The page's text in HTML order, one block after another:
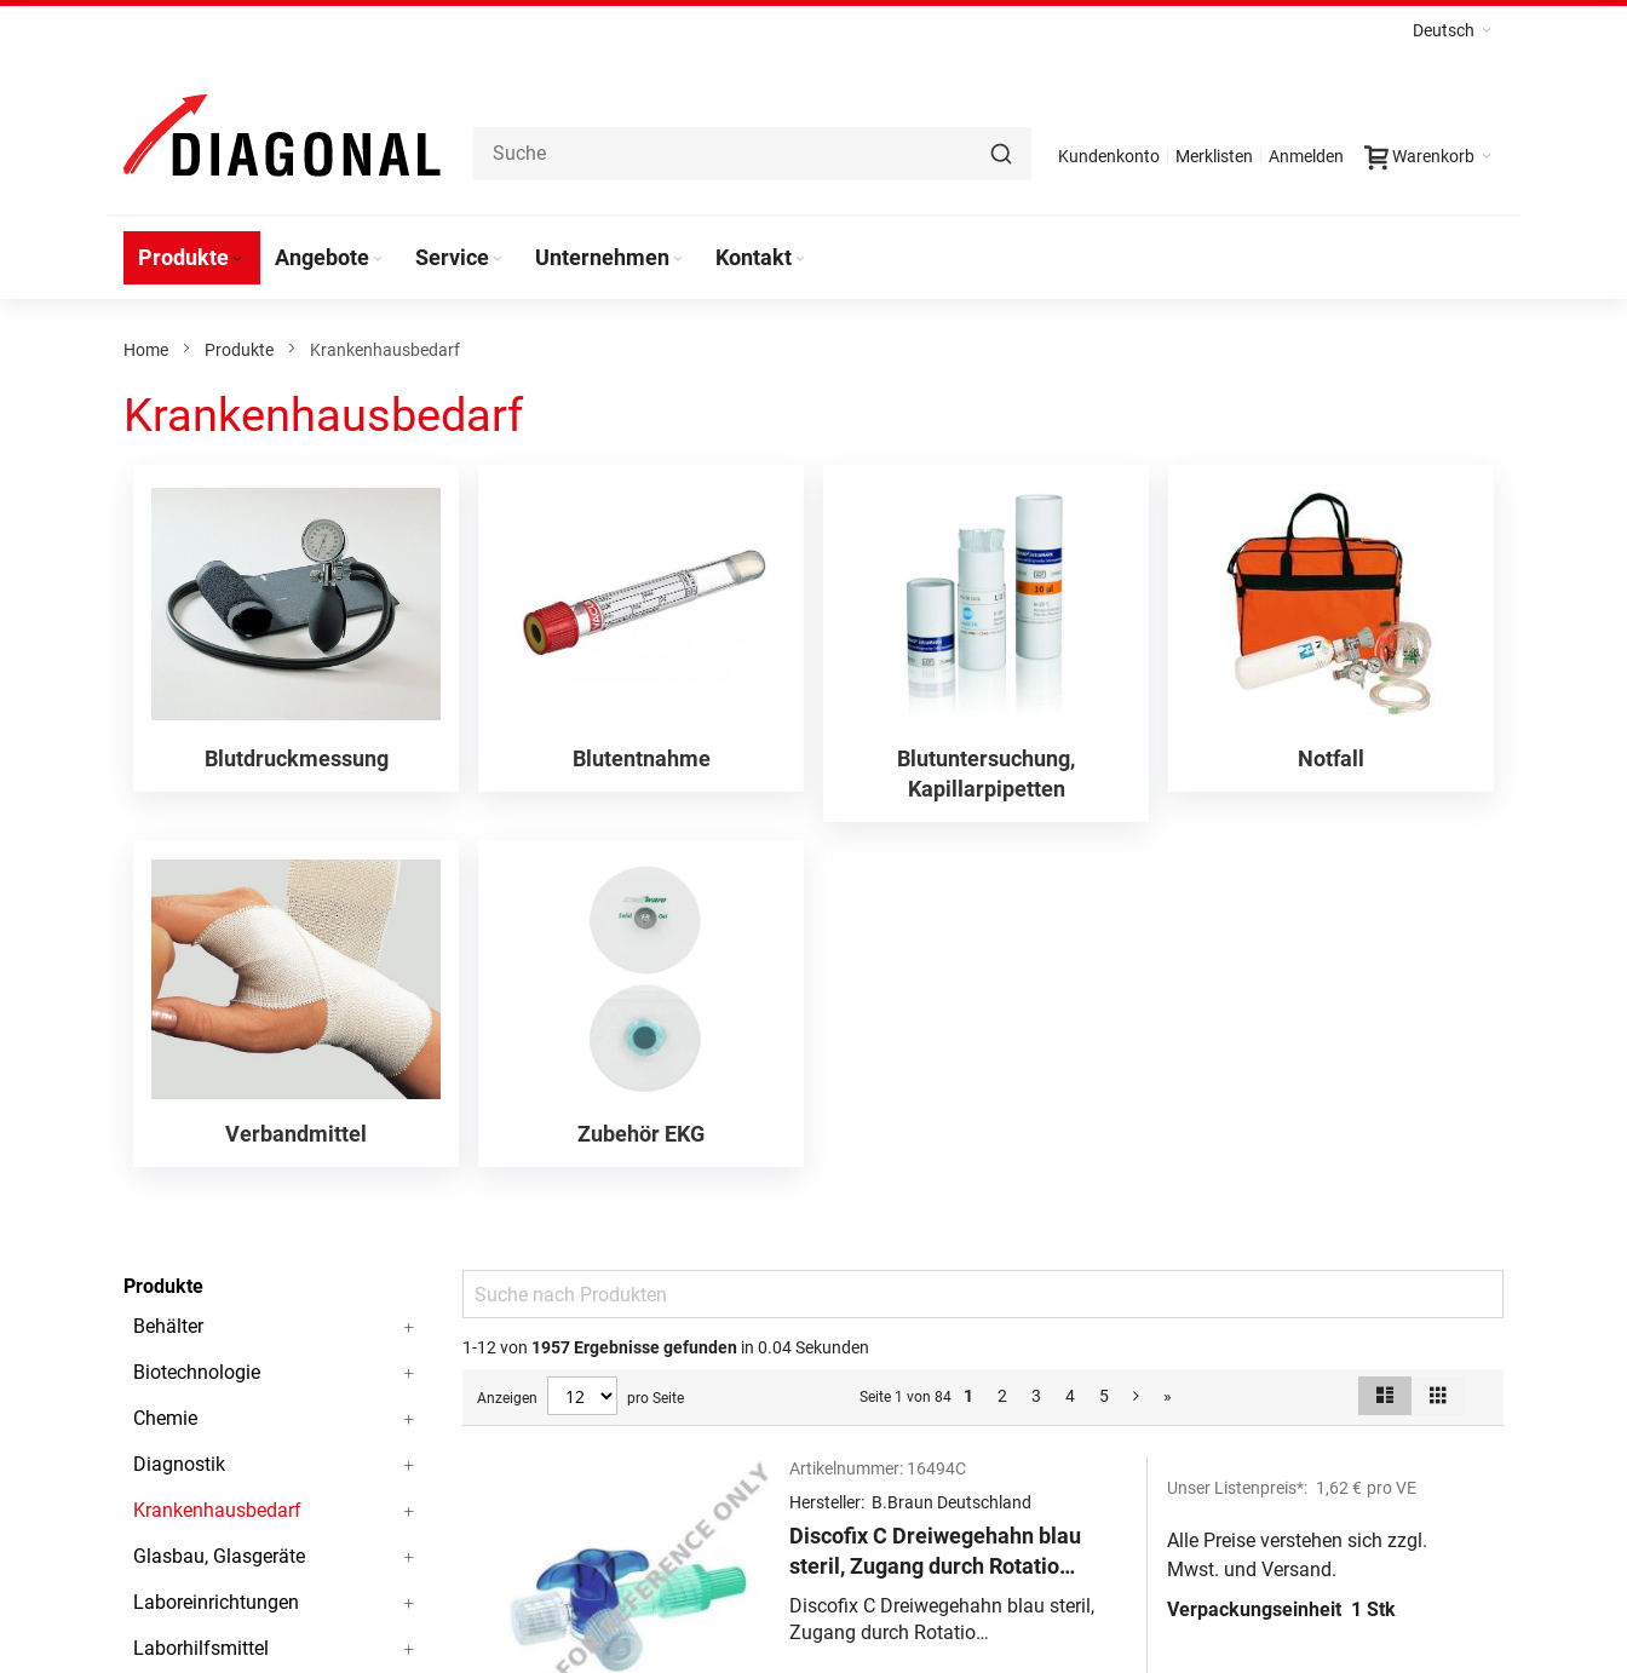
Inhalt
Deutsch
Warenkorb
Kundenkonto Merklisten Anmelden
Produkte Angebote Service Unternehmen Kontakt
Home Produkte Krankenhausbedarf
Krankenhausbedarf
Blutdruckmessung Blutentnahme
Blutuntersuchung,
Kapillarpipetten
Notfall
Verbandmittel Zubehör EKG
Produkte
Behälter
Biotechnologie
Chemie
Diagnostik
Krankenhausbedarf
Glasbau, Glasgeräte
Laboreinrichtungen
Laborhilfsmittel
1-12 von 1957Ergebnisse gefunden in 0.04 Sekunden
Anzeigen pro Seite Seite 1 von 84 1 2 3 4 5 » Ansicht
Artikelnummer: 16494C
Hersteller: B.Braun Deutschland
Discofix C Dreiwegehahn blau
steril, Zugang durch Rotatio
Rotationsadapter, Latex-, PVC -
und DEHP-frei
Discofix C Dreiwegehahn blau steril,
Zugang durch Rotatio
Unser Listenpreis*: 1,62 € pro VE
Alle Preise verstehen sich zzgl.
Mwst. und Versand.
Verpackungseinheit 1 Stk